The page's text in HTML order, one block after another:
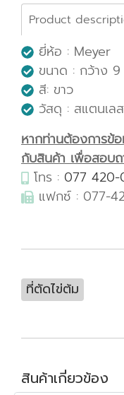
Product
ยี่ห้อ : Meyer
ขนาด : กว้าง
สี: ขาว
วัสดุ : สแตนเ
หากท่านต้องการข้
กับสินค้า เพื่อสอบ
โทร : 077 420-
แฟกซ์ : 077-
ที่ตัดไข่ต้ม
สินค้าเกี่ยวข้อง